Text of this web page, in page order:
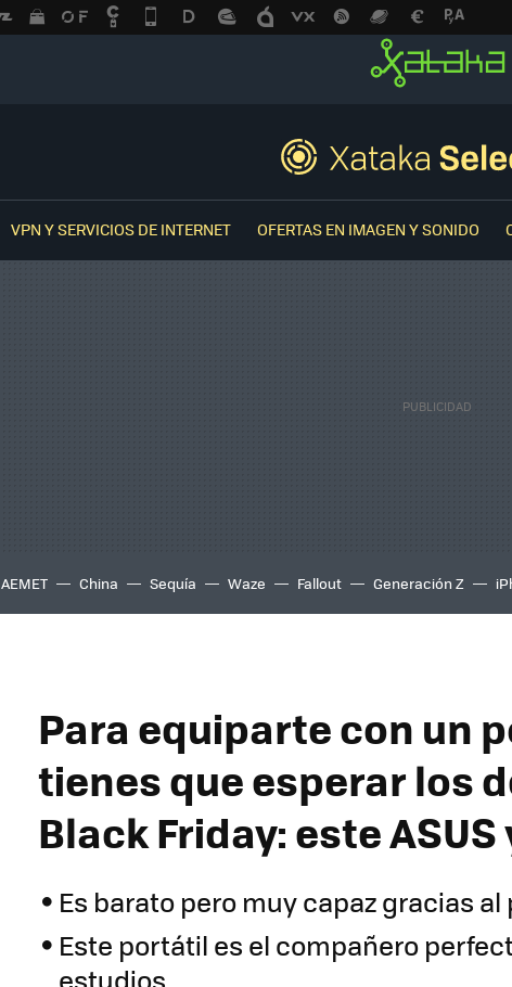
VPN Y SERVICIOS DE INTERNET OFERTAS EN IMAGEN Y SONIDO
AEMET China Sequía Waze Fallout Generación Z
Para equiparte con un
tienes que esperar los
Black Friday: este
Es barato pero muy capaz gracias
Este portátil es el compañero
estudios